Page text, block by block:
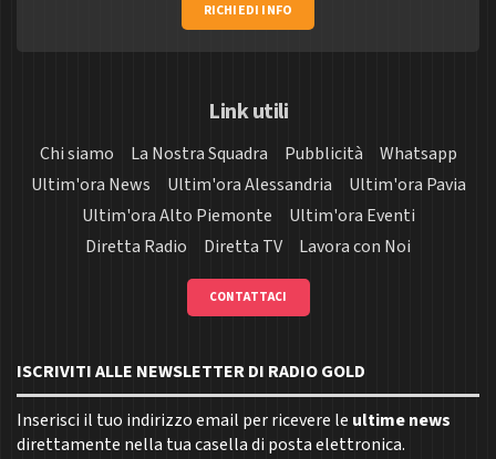
RICHIEDI INFO
Link utili
Chi siamo La Nostra Squadra Pubblicità
Whatsapp
Ultim'ora News
Ultim'ora Alessandria
Ultim'ora Pavia
Ultim'ora Alto Piemonte
Ultim'ora Eventi
Diretta Radio
Diretta TV Lavora con Noi
CONTATTACI
ISCRIVITI ALLE NEWSLETTER DI RADIO GOLD
Inserisci il tuo indirizzo email per ricevere le ultime news
direttamente nella tua casella di posta elettronica.